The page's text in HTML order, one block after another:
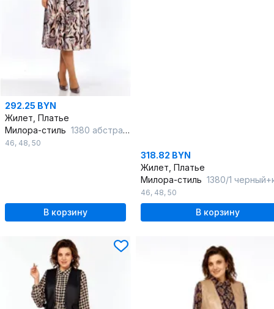
292.25 BYN
Жилет, Платье
Милора-стиль 1380 абстракция+капучино
46, 48, 50
В корзину
318.82 BYN
Жилет, Платье
Милора-стиль 1380/1
46, 48, 50
В корзину